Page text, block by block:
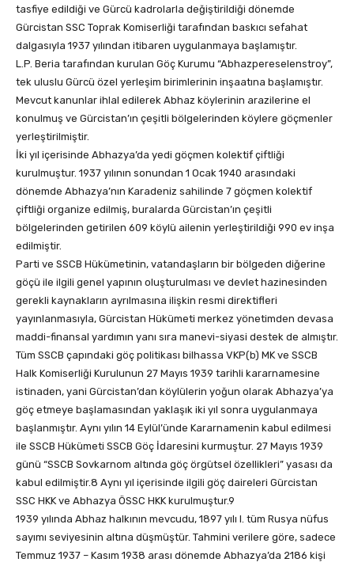
tasfiye edildiği ve Gürcü kadrolarla değiştirildiği dönemde
Gürcistan SSC Toprak Komiserliği tarafından baskıcı sefahat
dalgasıyla 1937 yılından itibaren uygulanmaya başlamıştır.
L.P. Beria tarafından kurulan Göç Kurumu “Abhazpereselenstroy”,
tek uluslu Gürcü özel yerleşim birimlerinin inşaatına başlamıştır.
Mevcut kanunlar ihlal edilerek Abhaz köylerinin arazilerine el
konulmuş ve Gürcistan’ın çeşitli bölgelerinden köylere göçmenler
yerleştirilmiştir.
İki yıl içerisinde Abhazya’da yedi göçmen kolektif çiftliği
kurulmuştur. 1937 yılının sonundan 1 Ocak 1940 arasındaki
dönemde Abhazya’nın Karadeniz sahilinde 7 göçmen kolektif
çiftliği organize edilmiş, buralarda Gürcistan’ın çeşitli
bölgelerinden getirilen 609 köylü ailenin yerleştirildiği 990 ev inşa
edilmiştir.
Parti ve SSCB Hükümetinin, vatandaşların bir bölgeden diğerine
göçü ile ilgili genel yapının oluşturulması ve devlet hazinesinden
gerekli kaynakların ayrılmasına ilişkin resmi direktifleri
yayınlanmasıyla, Gürcistan Hükümeti merkez yönetimden devasa
maddi-finansal yardımın yanı sıra manevi-siyasi destek de almıştır.
Tüm SSCB çapındaki göç politikası bilhassa VKP(b) MK ve SSCB
Halk Komiserliği Kurulunun 27 Mayıs 1939 tarihli kararnamesine
istinaden, yani Gürcistan’dan köylülerin yoğun olarak Abhazya’ya
göç etmeye başlamasından yaklaşık iki yıl sonra uygulanmaya
başlanmıştır. Aynı yılın 14 Eylül’ünde Kararnamenin kabul edilmesi
ile SSCB Hükümeti SSCB Göç İdaresini kurmuştur. 27 Mayıs 1939
günü “SSCB Sovkarnom altında göç örgütsel özellikleri” yasası da
kabul edilmiştir.8 Aynı yıl içerisinde ilgili göç daireleri Gürcistan
SSC HKK ve Abhazya ÖSSC HKK kurulmuştur.9
1939 yılında Abhaz halkının mevcudu, 1897 yılı I. tüm Rusya nüfus
sayımı seviyesinin altına düşmüştür. Tahmini verilere göre, sadece
Temmuz 1937 – Kasım 1938 arası dönemde Abhazya’da 2186 kişi